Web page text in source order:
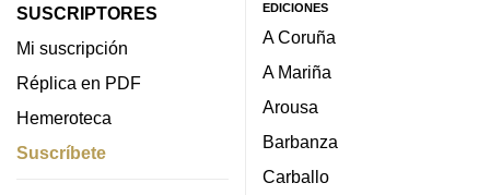
SUSCRIPTORES
Mi suscripción
Réplica en PDF
Hemeroteca
Suscríbete
EDICIONES
A Coruña
A Mariña
Arousa
Barbanza
Carballo